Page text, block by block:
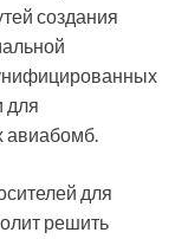
создания
для
авиабомб.
для
решить